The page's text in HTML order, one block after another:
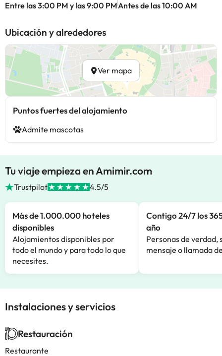
Entre las 3:00 PM y las 9:00 PMAntes de las 10:00 AM
Ubicación y alrededores
Ver mapa
Puntos fuertes del alojamiento
Admite mascotas
Tu viaje empieza en Amimir.com
Trustpilot 4.5/5
Más de 1.000.000 hoteles
disponibles
Alojamientos disponibles por
todo el mundo y para todo lo que
necesites.
Contigo 24/7 los
año
Personas de verdad,
mensaje o llamada
Instalaciones y servicios
Restauración
Restaurante